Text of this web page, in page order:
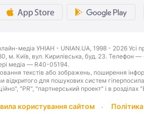
медіа УНІАН - UNIAN.UA, 1998 - 2026 Усі
м. Київ, вул. Кирилівська, буд. 23. Телефон —
медіа — R40-05194.
текстів або зображень, поширення
відкритого для пошукових систем
"PR", "партнерський проект" і в
користування сайтом